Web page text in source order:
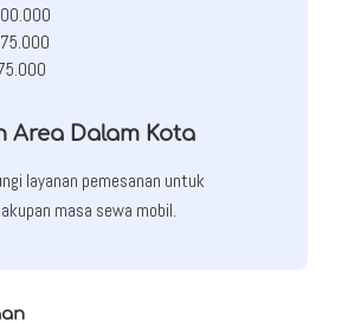
Area Dalam Kota
layanan pemesanan untuk
masa sewa mobil.